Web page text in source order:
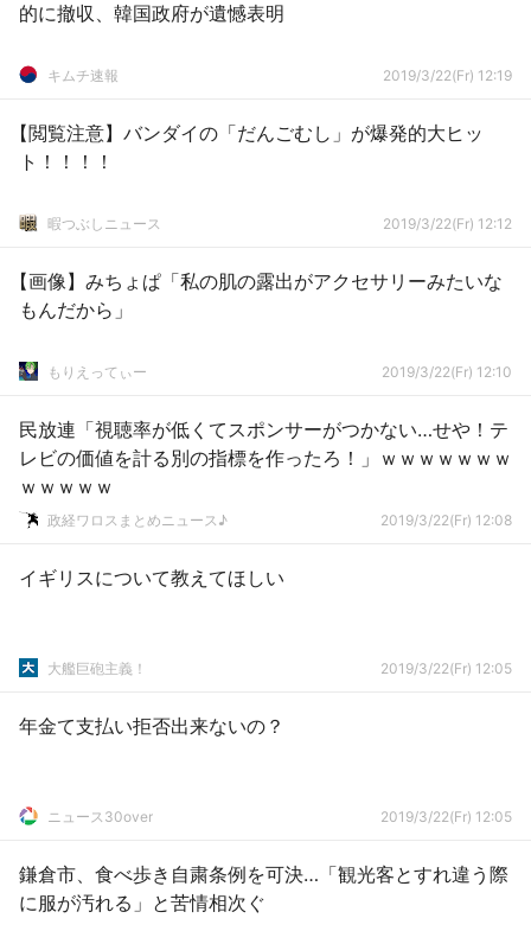
的に撤収、韓国政府が遺憾表明
キムチ速報 2019/3/22(Fr) 12:19
【閲覧注意】バンダイの「だんごむし」が爆発的大ヒッ
ト！！！！
暇つぶしニュース 2019/3/22(Fr) 12:12
【画像】みちょぱ「私の肌の露出がアクセサリーみたいな
もんだから」
もりえってぃー 2019/3/22(Fr) 12:10
民放連「視聴率が低くてスポンサーがつかない…せや！テ
レビの価値を計る別の指標を作ったろ！」ｗｗｗｗｗｗｗ
ｗｗｗｗｗ
政経ワロスまとめニュース♪ 2019/3/22(Fr) 12:08
イギリスについて教えてほしい
大艦巨砲主義！ 2019/3/22(Fr) 12:05
年金て支払い拒否出来ないの？
ニュース30over 2019/3/22(Fr) 12:05
鎌倉市、食べ歩き自粛条例を可決…「観光客とすれ違う際
に服が汚れる」と苦情相次ぐ